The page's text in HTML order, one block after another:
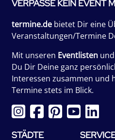
VERPASSE KEIN EVENT
termine.de bietet Dir eine
Veranstaltungen/Termine
Mit unseren Eventlisten und
Du Dir Deine ganz
Interessen zusammen und
Termine stets im Blick.
STÄDTE